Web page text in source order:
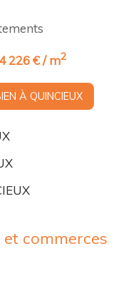
4 226 € / m2
À QUINCIEUX
commerces